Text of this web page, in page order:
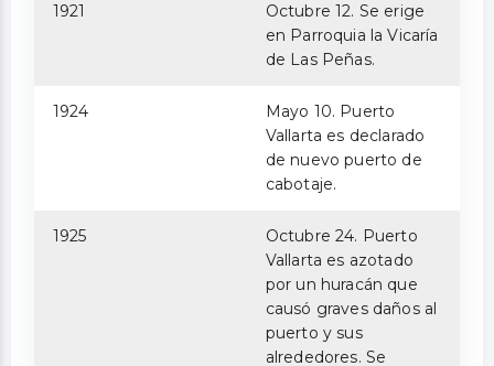
1921
Octubre 12. Se erige
en Parroquia la Vicaría
de Las Peñas.
1924
Mayo 10. Puerto
Vallarta es declarado
de nuevo puerto de
cabotaje.
1925
Octubre 24. Puerto
Vallarta es azotado
por un huracán que
causó graves daños al
puerto y sus
alrededores. Se